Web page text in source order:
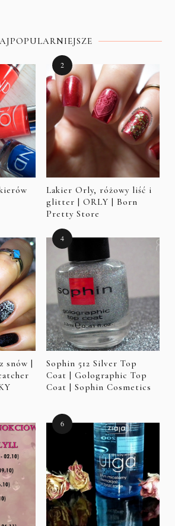
Lakier Orly, różowy liść i
glitter | ORLY | Born
Pretty Store
snów |
Sophin 512 Silver Top
Coat | Golographic Top
Coat | Sophin Cosmetics